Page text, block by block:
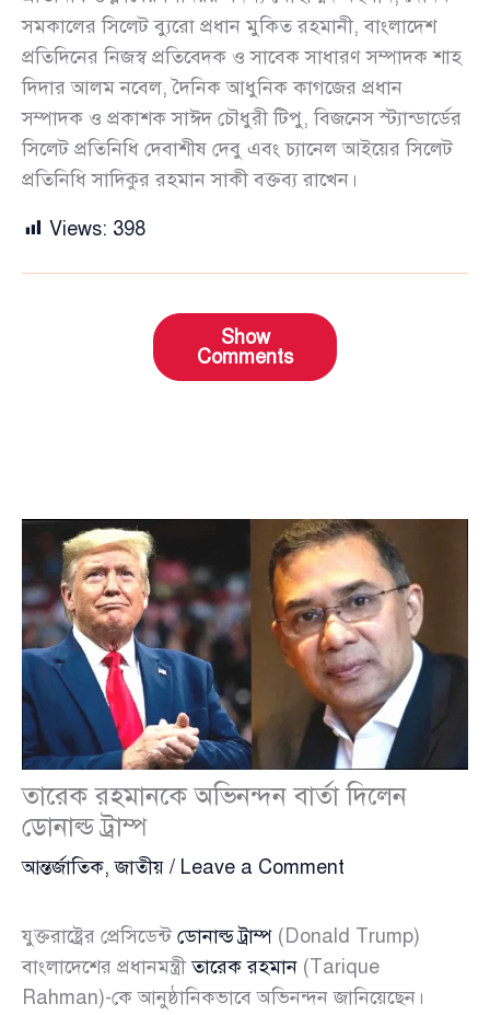
সমকালের সিলেট ব্যুরো প্রধান মুকিত রহমানী, বাংলাদেশ
প্রতিদিনের নিজস্ব প্রতিবেদক ও সাবেক সাধারণ সম্পাদক শাহ
দিদার আলম নবেল, দৈনিক আধুনিক কাগজের প্রধান
সম্পাদক ও প্রকাশক সাঈদ চৌধুরী টিপু, বিজনেস স্ট্যান্ডার্ডের
সিলেট প্রতিনিধি দেবাশীষ দেবু এবং চ্যানেল আইয়ের সিলেট
প্রতিনিধি সাদিকুর রহমান সাকী বক্তব্য রাখেন।
Views: 398
Show
Comments
তারেক রহমানকে অভিনন্দন বার্তা দিলেন
ডোনাল্ড ট্রাম্প
আন্তর্জাতিক,জাতীয় / Leave a Comment
যুক্তরাষ্ট্রের প্রেসিডেন্ট ডোনাল্ড ট্রাম্প (Donald Trump)
বাংলাদেশের প্রধানমন্ত্রীতারেক রহমান (Tarique
Rahman)-কে আনুষ্ঠানিকভাবে অভিনন্দন জানিয়েছেন।